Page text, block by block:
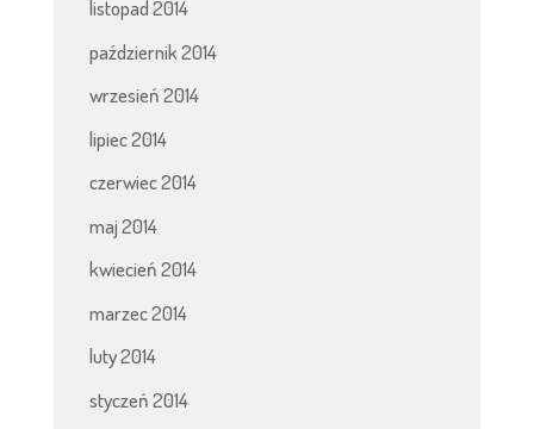
listopad 2014
październik 2014
wrzesień 2014
lipiec 2014
czerwiec 2014
maj 2014
kwiecień 2014
marzec 2014
luty 2014
styczeń 2014